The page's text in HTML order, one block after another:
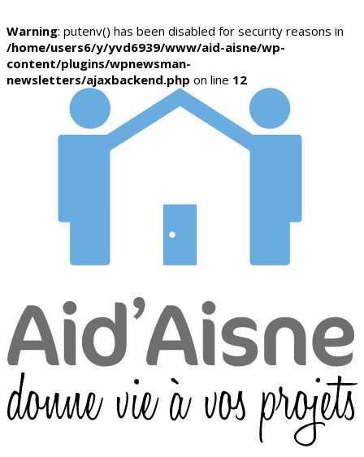
Warning: putenv() has been disabled for security reasons in
/home/users6/y/yvd6939/www/aid-aisne/wp-
content/plugins/wpnewsman-
newsletters/ajaxbackend.php on line 12